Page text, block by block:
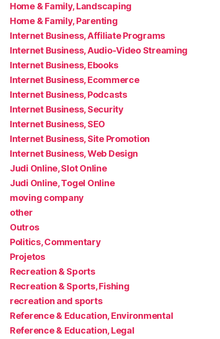
Home & Family, Landscaping
Home & Family, Parenting
Internet Business, Affiliate Programs
Internet Business, Audio-Video Streaming
Internet Business, Ebooks
Internet Business, Ecommerce
Internet Business, Podcasts
Internet Business, Security
Internet Business, SEO
Internet Business, Site Promotion
Internet Business, Web Design
Judi Online, Slot Online
Judi Online, Togel Online
moving company
other
Outros
Politics, Commentary
Projetos
Recreation & Sports
Recreation & Sports, Fishing
recreation and sports
Reference & Education, Environmental
Reference & Education, Legal